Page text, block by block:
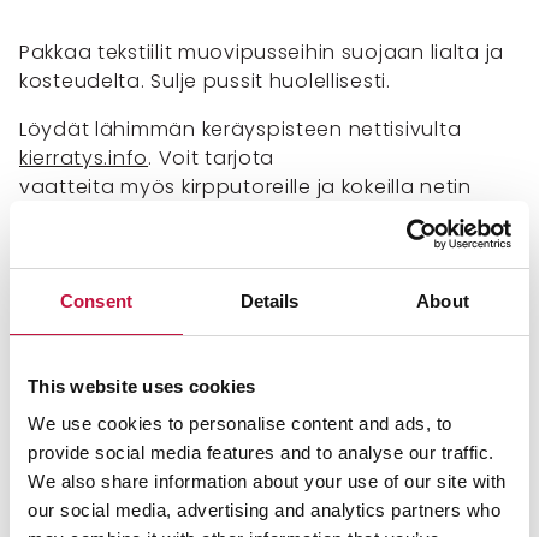
Consent Details About
This website uses cookies
We use cookies to personalise content and ads, to
provide social media features and to analyse our traffic.
We also share information about your use of our site with
our social media, advertising and analytics partners who
Pakkaa tekstiilit muovipusseihin suojaan lialta ja
kosteudelta. Sulje pussit huolellisesti.
Löydät lähimmän keräyspisteen nettisivulta
kierratys.info. Voit tarjota
vaatteita myös kirpputoreille ja kokeilla netin
kauppapaikkoja tai kysy tutuilta tarvetta.
Poistotekstiilien keräykseen
voit laittaa
puhtaat ja kuivat mutta loppuun kuluneet,
rikkinäiset ja virttyneet vaatteet ja kodin tekstiilit,
kuten
takit, housut, hameet ja paidat
lakanat